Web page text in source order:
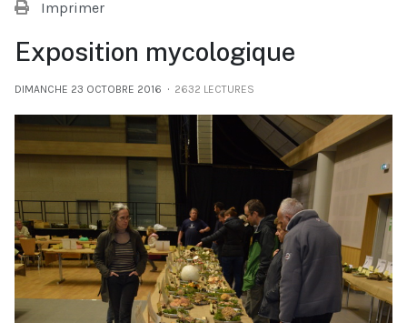
Imprimer
Exposition mycologique
DIMANCHE 23 OCTOBRE 2016 2632 LECTURES